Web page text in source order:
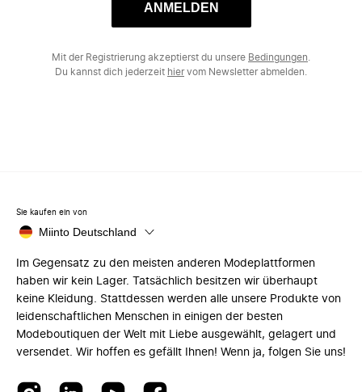
ANMELDEN
Mit der Registrierung akzeptierst du unsere Bedingungen
Du kannst dich jederzeit hiervom Newsletter abmelden.
Sie kaufen ein von
Miinto Deutschland
Im Gegensatz zu den meisten anderen Modeplattformen
haben wir kein Lager. Tatsächlich besitzen wir überhaupt
keine Kleidung. Stattdessen werden alle unsere Produkte von
leidenschaftlichen Menschen in einigen der besten
Modeboutiquen der Welt mit Liebe ausgewählt, gelagert und
versendet. Wir hoffen es gefällt Ihnen! Wenn ja, folgen Sie uns!